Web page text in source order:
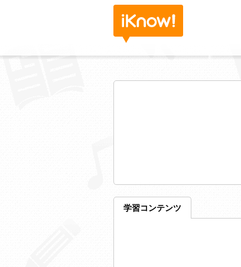
学習コンテンツ